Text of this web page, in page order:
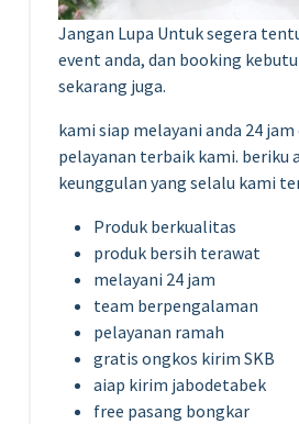
Jangan Lupa Untuk segera
event anda, dan booking
sekarang juga.
kami siap melayani anda 24 jam
pelayanan terbaik kami. beriku
keunggulan yang selalu kami
Produk berkualitas
produk bersih terawat
melayani 24 jam
team berpengalaman
pelayanan ramah
gratis ongkos kirim SKB
aiap kirim jabodetabek
free pasang bongkar